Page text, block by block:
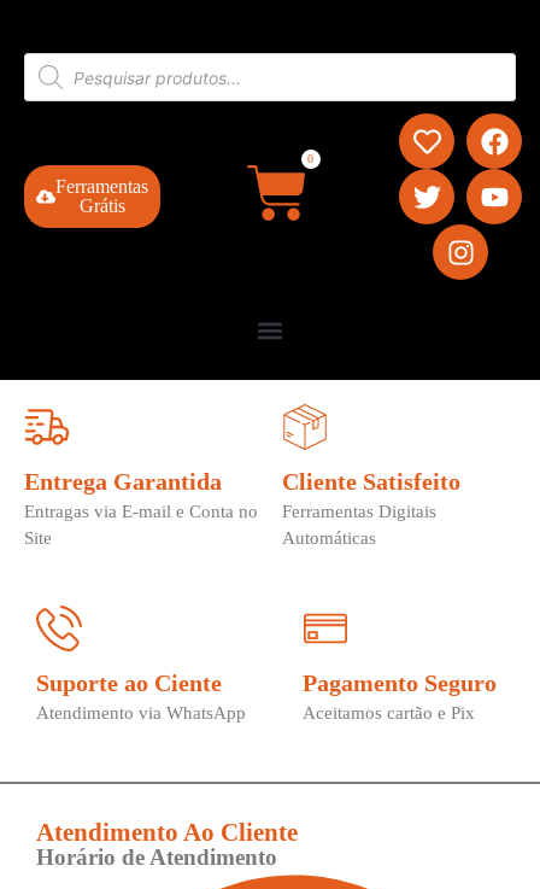
Ferramentas
Grátis
0
Entrega Garantida
Entragas via E-mail e Conta no
Site
Cliente Satisfeito
Ferramentas Digitais
Automáticas
Suporte ao Ciente
Atendimento via WhatsApp
Pagamento Seguro
Aceitamos cartão e Pix
Atendimento Ao Cliente
Horário de Atendimento